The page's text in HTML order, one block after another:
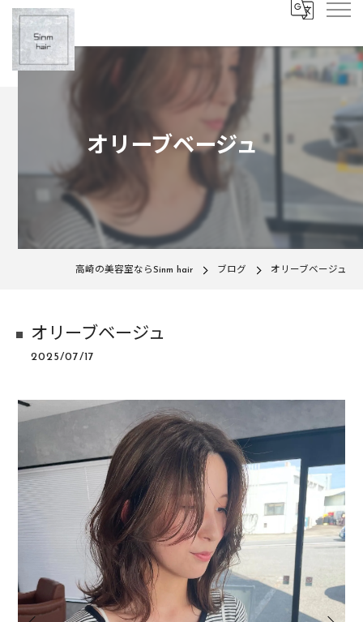
オリーブベージュ
高崎の美容室ならSinm hair ブログ オリーブベージュ
オリーブベージュ
2025/07/17